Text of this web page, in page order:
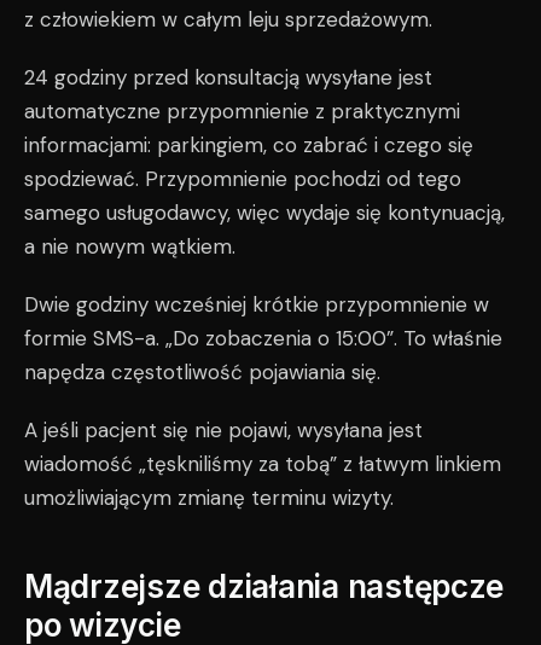
z człowiekiem w całym leju sprzedażowym.
24 godziny przed konsultacją wysyłane jest
automatyczne przypomnienie z praktycznymi
informacjami: parkingiem, co zabrać i czego się
spodziewać. Przypomnienie pochodzi od tego
samego usługodawcy, więc wydaje się kontynuacją,
a nie nowym wątkiem.
Dwie godziny wcześniej krótkie przypomnienie w
formie SMS-a. „Do zobaczenia o 15:00”. To właśnie
napędza częstotliwość pojawiania się.
A jeśli pacjent się nie pojawi, wysyłana jest
wiadomość „tęskniliśmy za tobą” z łatwym linkiem
umożliwiającym zmianę terminu wizyty.
Mądrzejsze działania następcze
po wizycie